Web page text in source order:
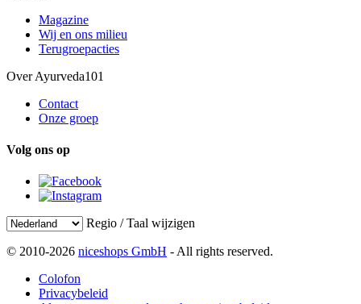
Magazine
Wij en ons milieu
Terugroepacties
Over Ayurveda101
Contact
Onze groep
Volg ons op
Regio / Taal wijzigen
© 2010-2026 niceshops GmbH - All rights reserved.
Colofon
Privacybeleid